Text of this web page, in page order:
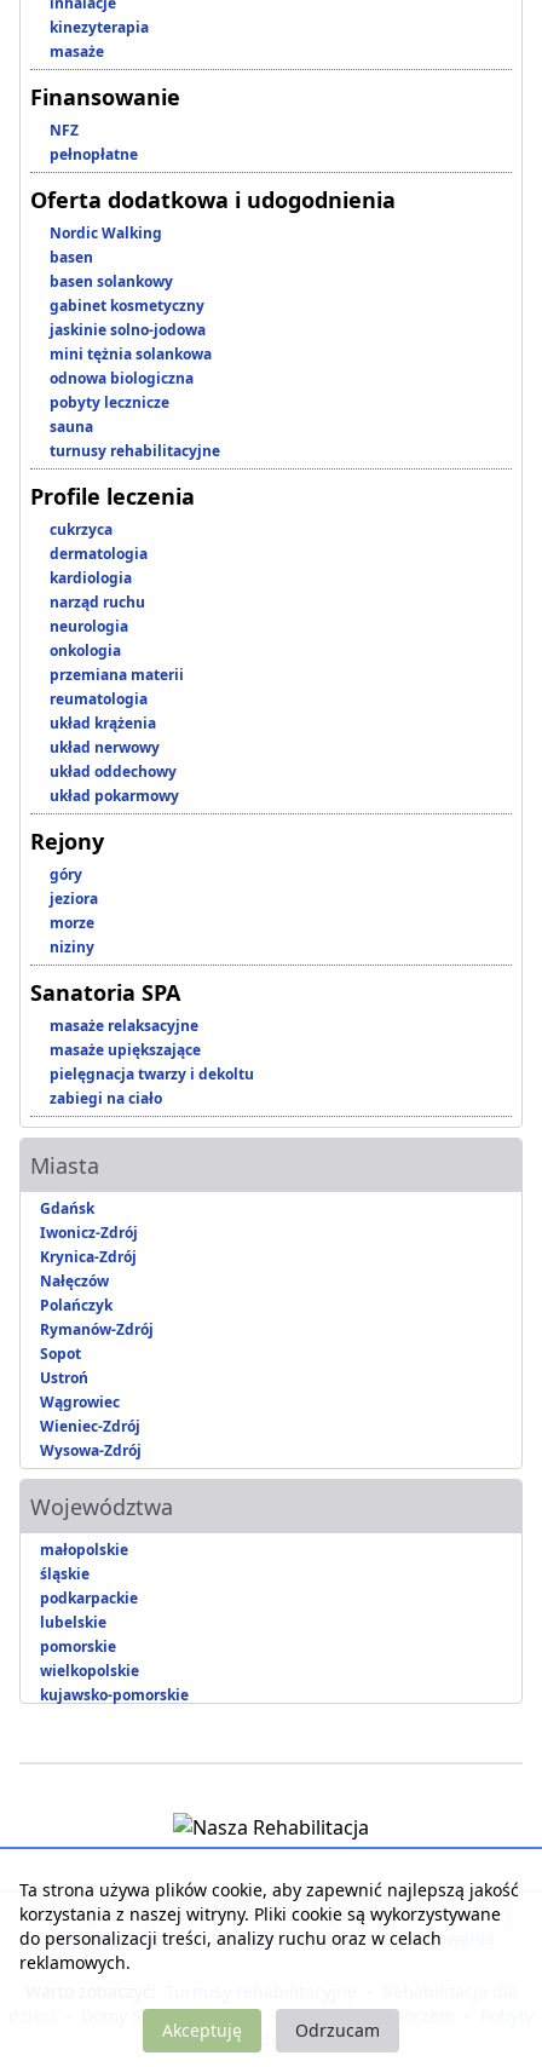
kinezyterapia
masaże
Finansowanie
NFZ
pełnopłatne
Oferta dodatkowa i udogodnienia
Nordic Walking
basen
basen solankowy
gabinet kosmetyczny
jaskinie solno-jodowa
mini tężnia solankowa
odnowa biologiczna
pobyty lecznicze
sauna
turnusy rehabilitacyjne
Profile leczenia
cukrzyca
dermatologia
kardiologia
narząd ruchu
neurologia
onkologia
przemiana materii
reumatologia
układ krążenia
układ nerwowy
układ oddechowy
układ pokarmowy
Rejony
góry
jeziora
morze
niziny
Sanatoria SPA
masaże relaksacyjne
masaże upiększające
pielęgnacja twarzy i dekoltu
zabiegi na ciało
Miasta
Gdańsk
Iwonicz-Zdrój
Krynica-Zdrój
Nałęczów
Polańczyk
Rymanów-Zdrój
Sopot
Ustroń
Wągrowiec
Wieniec-Zdrój
Wysowa-Zdrój
Województwa
małopolskie
śląskie
podkarpackie
lubelskie
pomorskie
wielkopolskie
kujawsko-pomorskie
Strona główna | Kontakt z serwisem | Reklama w serwisie
Regulamin serwisu | Polityka prywatności | Logowanie
Domy Seniora i Opieki - Noclegi nad morzem
dla zdrowia
Ta strona używa plików cookie, aby zapewnić najlepszą jakość
korzystania z naszej witryny. Pliki cookie są wykorzystywane
do personalizacji treści, analizy ruchu oraz w celach
reklamowych.
Akceptuję Odrzucam